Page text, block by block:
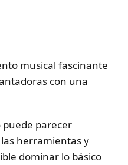
musical fascinante
con una
parecer
herramientas y
dominar lo básico